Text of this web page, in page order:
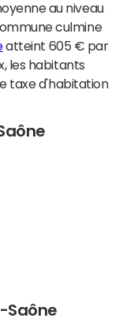
au niveau
culmine
atteint 605 € par
les habitants
taxe d'habitation
Saône